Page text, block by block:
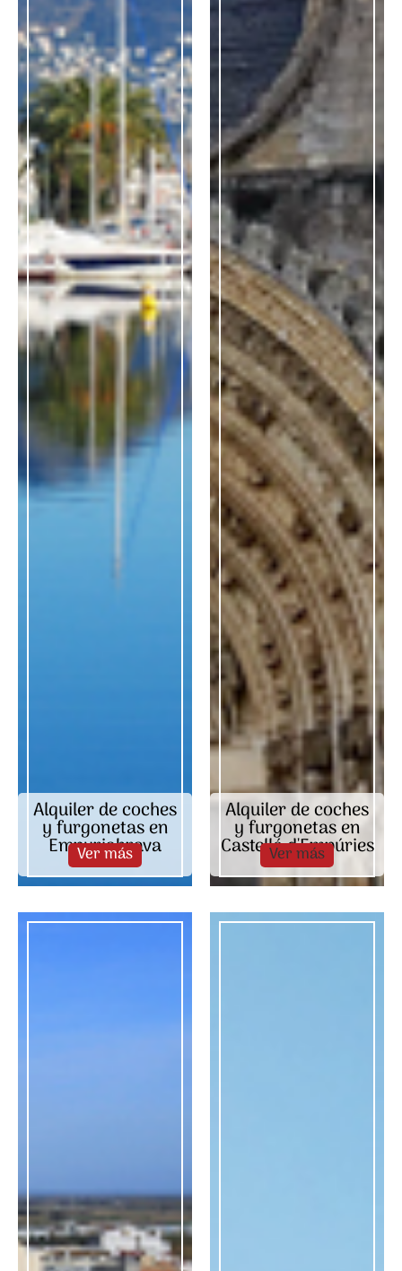
Alquiler de coches
y furgonetas en
Empuriabrava
Ver más
Alquiler de coches
y furgonetas en
Castelló d'Empúries
Ver más